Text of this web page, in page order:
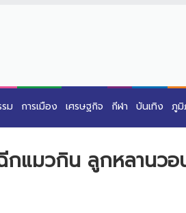
ม การเมือง เศรษฐกิจ กีฬา บันเทิง ภูมิ
กแมวกิน ลูกหลานว